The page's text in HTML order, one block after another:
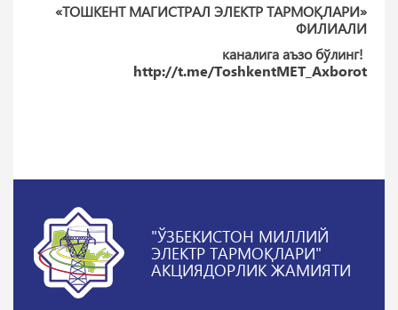
«ТОШКEНТ МАГИСТРАЛ ЭЛEКТР ТАРМОҚЛАРИ»
ФИЛИАЛИ
каналига аъзо бўлинг!
http://t.me/ToshkentMET_Axborot
"ЎЗБЕКИСТОН МИЛЛИЙ
ЭЛЕКТР ТАРМОҚЛАРИ"
АКЦИЯДОРЛИК ЖАМИЯТИ